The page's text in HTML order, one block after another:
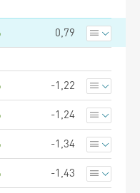
0,79
-1,22
-1,24
-1,34
-1,43